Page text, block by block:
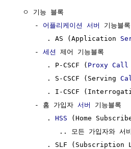
  ㅇ 기능 블록
     -
어플리케이션 서버
기능블록
        . AS (Application
     -
세션
제어 기능블록
        . P-CSCF (
Proxy Call
        . S-CSCF (Serving
. I-CSCF
     - 홈 가입자
서버
기능블록
        .
HSS (Home
.. 모든 가입자와 서
. SLF (Subscription